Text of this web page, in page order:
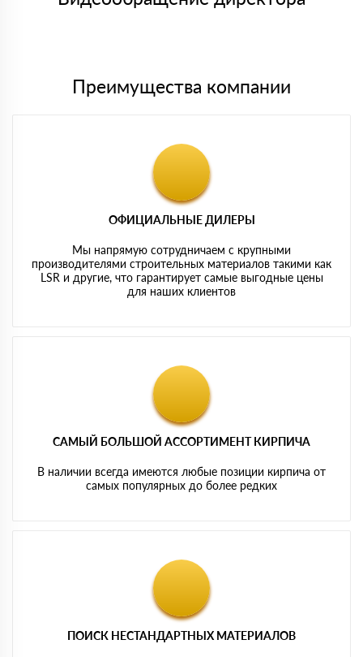
Преимущества компании
ОФИЦИАЛЬНЫЕ ДИЛЕРЫ
Мы напрямую сотрудничаем с крупными
производителями строительных материалов такими как
LSR и другие, что гарантирует самые выгодные цены
для наших клиентов
САМЫЙ БОЛЬШОЙ АССОРТИМЕНТ КИРПИЧА
В наличии всегда имеются любые позиции кирпича от
самых популярных до более редких
ПОИСК НЕСТАНДАРТНЫХ МАТЕРИАЛОВ